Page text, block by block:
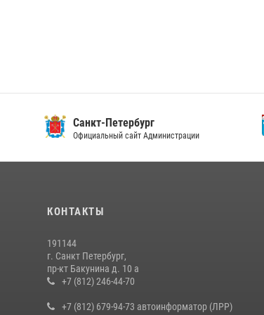
Санкт-Петербург
Официальный сайт Администрации
КОНТАКТЫ
191144
г. Санкт Петербург,
пр-кт Бакунина д. 10 а
+7 (812) 246-44-70
+7 (812) 679-94-73 автоинформатор (ЛРР)